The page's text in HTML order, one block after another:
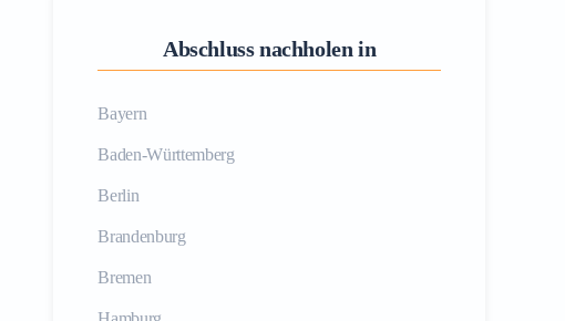
Abschluss nachholen in
Bayern
Baden-Württemberg
Berlin
Brandenburg
Bremen